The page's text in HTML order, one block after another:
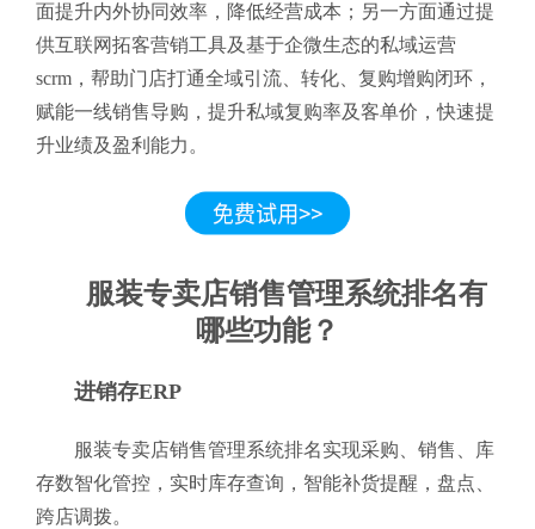
面提升内外协同效率，降低经营成本；另一方面通过提
供互联网拓客营销工具及基于企微生态的私域运营
scrm，帮助门店打通全域引流、转化、复购增购闭环，
赋能一线销售导购，提升私域复购率及客单价，快速提
升业绩及盈利能力。
服装专卖店销售管理系统排名有
哪些功能？
进销存ERP
服装专卖店销售管理系统排名实现采购、销售、库
存数智化管控，实时库存查询，智能补货提醒，盘点、
跨店调拨。